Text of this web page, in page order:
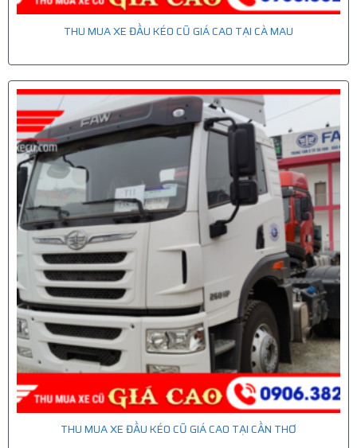
THU MUA XE ĐẦU KÉO CŨ GIÁ CAO TẠI CÀ MAU
THU MUA XE ĐẦU KÉO CŨ GIÁ CAO TẠI CẦN THƠ